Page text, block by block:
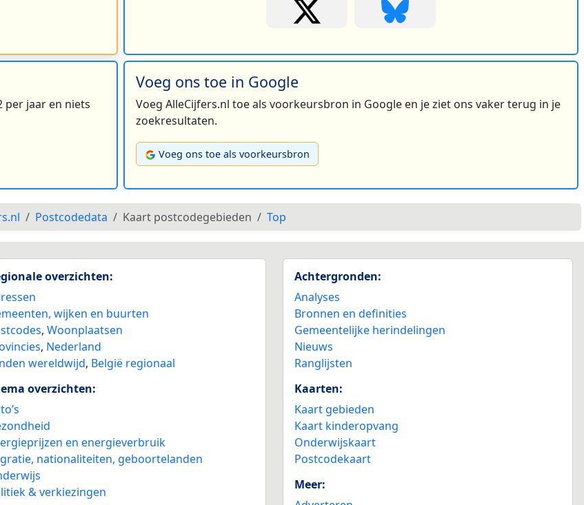
per jaar en niets
Voeg ons toe in Google
Voeg AlleCijfers.nl toe als voorkeursbron in Google en je ziet ons vaker terug in je
zoekresultaten.
Voeg ons toe als voorkeursbron
Postcodedata Kaart postcodegebieden Top
overzichten:
wijken en buurten
,Woonplaatsen
, Nederland
wereldwijd, België regionaal
overzichten:
en energieverbruik
nationaliteiten, geboortelanden
& verkiezingen
Achtergronden:
Analyses
Bronnen en definities
Gemeentelijke herindelingen
Nieuws
Ranglijsten
Kaarten:
Kaart gebieden
Kaart kinderopvang
Onderwijskaart
Postcodekaart
Meer: